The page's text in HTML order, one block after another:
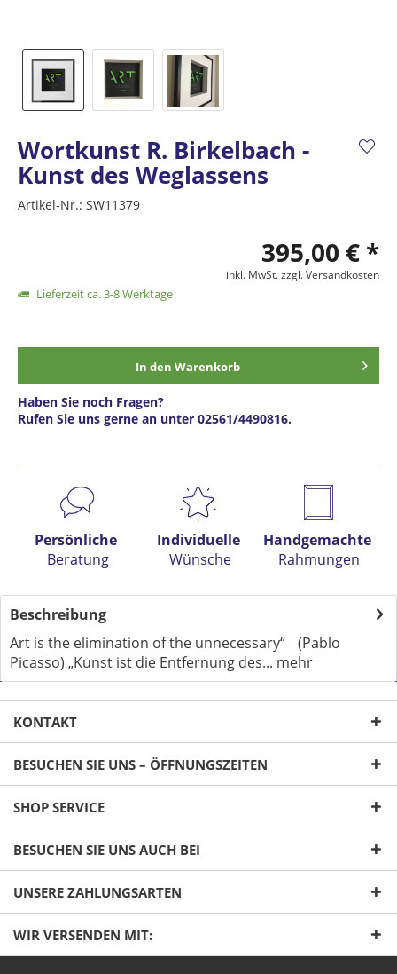
Wortkunst R. Birkelbach -
Kunst des Weglassens
Artikel-Nr.: SW11379
395,00 € *
inkl. MwSt.zzgl. Versandkosten
Lieferzeit ca. 3-8 Werktage
In den Warenkorb
Haben Sie noch Fragen?
Rufen Sie uns gerne an unter 02561/4490816.
Preis anfragen
Ich habe die
Mit * gekennzeichnete Felder sind Pflichtfelder.
Senden
Persönliche
Beratung
Individuelle
Wünsche
Handgemachte
Rahmungen
Beschreibung
Art is the elimination of the unnecessary“ (Pablo
Picasso) „Kunst ist die Entfernung des... mehr
KONTAKT
BESUCHEN SIE UNS – ÖFFNUNGSZEITEN
SHOP SERVICE
BESUCHEN SIE UNS AUCH BEI
UNSERE ZAHLUNGSARTEN
WIR VERSENDEN MIT: